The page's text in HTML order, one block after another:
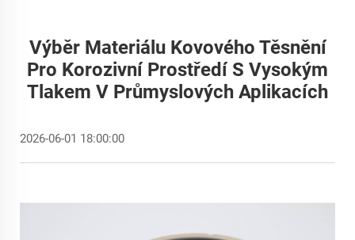
Výběr Materiálu Kovového Těsnění
Pro Korozivní Prostředí S Vysokým
Tlakem V Průmyslových Aplikacích
2026-06-01 18:00:00